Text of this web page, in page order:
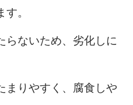
。
らないため、劣化しに
まりやすく、腐食しや